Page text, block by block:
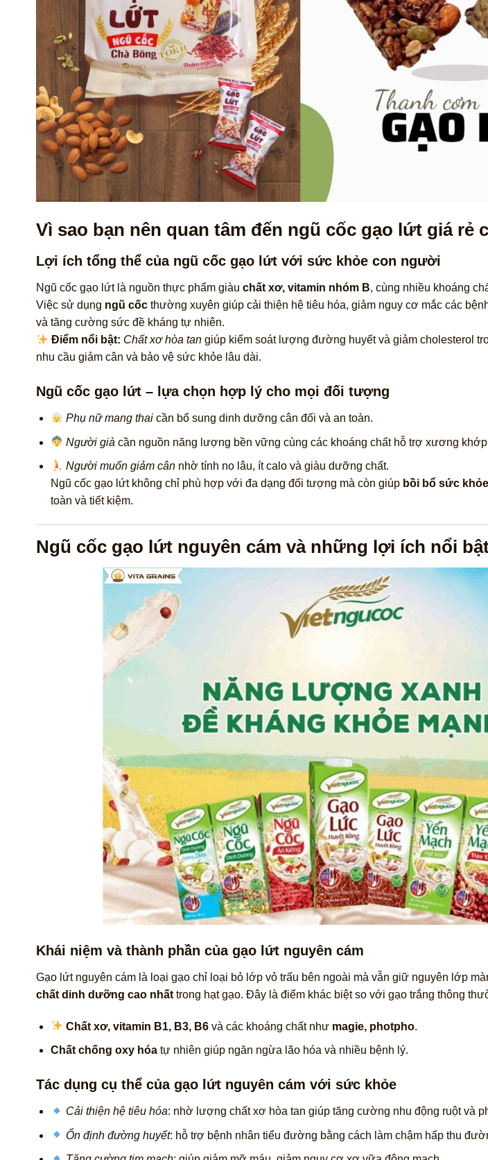
Vì sao bạn nên quan tâm đến ngũ cốc gạo lứt giá rẻ
Lợi ích tổng thể của ngũ cốc gạo lứt với sức khỏe con người
Ngũ cốc gạo lứt là nguồn thực phẩm giàu chất xơ, vitamin nhóm B, cùng nhiều khoáng
Việc sử dụng ngũ cốc thường xuyên giúp cải thiện hệ tiêu hóa, giảm nguy cơ mắc các
và tăng cường sức đề kháng tự nhiên.
Điểm nổi bật: Chất xơ hòa tan giúp kiểm soát lượng đường huyết và giảm cholesterol
nhu cầu giảm cân và bảo vệ sức khỏe lâu dài.
Ngũ cốc gạo lứt – lựa chọn hợp lý cho mọi đối tượng
Phụ nữ mang thai cần bổ sung dinh dưỡng cân đối và an toàn.
Người già cần nguồn năng lượng bền vững cùng các khoáng chất hỗ trợ xương
Người muốn giảm cân nhờ tính no lâu, ít calo và giàu dưỡng chất.
Ngũ cốc gạo lứt không chỉ phù hợp với đa dạng đối tượng mà còn giúp bồi bổ sức
toàn và tiết kiệm.
Ngũ cốc gạo lứt nguyên cám và những lợi ích nổi
Khái niệm và thành phần của gạo lứt nguyên cám
Gạo lứt nguyên cám là loại gạo chỉ loại bỏ lớp vỏ trấu bên ngoài mà vẫn giữ nguyên lớp
chất dinh dưỡng cao nhất trong hạt gạo. Đây là điểm khác biệt so với gạo trắng thông
Chất xơ, vitamin B1, B3, B6 và các khoáng chất như magie, photpho.
Chất chống oxy hóatự nhiên giúp ngăn ngừa lão hóa và nhiều bệnh lý.
Tác dụng cụ thể của gạo lứt nguyên cám với sức khỏe
Cải thiện hệ tiêu hóa: nhờ lượng chất xơ hòa tan giúp tăng cường nhu động ruột và
Ổn định đường huyết: hỗ trợ bệnh nhân tiểu đường bằng cách làm chậm hấp thu